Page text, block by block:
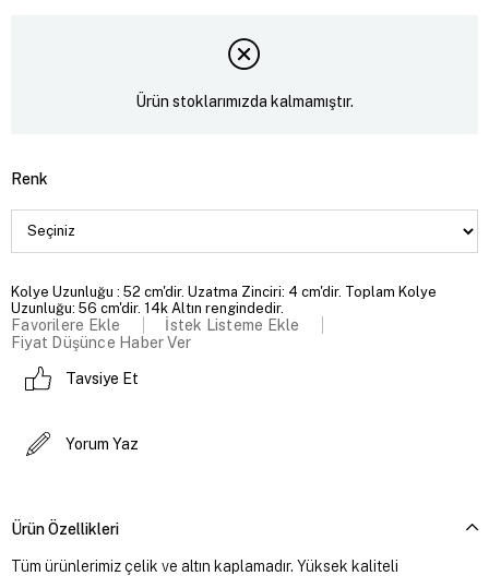
Ürün stoklarımızda kalmamıştır.
Renk
Kolye Uzunluğu : 52 cm'dir. Uzatma Zinciri: 4 cm'dir. Toplam Kolye
Uzunluğu: 56 cm'dir. 14k Altın rengindedir.
Favorilere Ekle
İstek Listeme Ekle
Fiyat Düşünce Haber Ver
Tavsiye Et
Yorum Yaz
Ürün Özellikleri
Tüm ürünlerimiz çelik ve altın kaplamadır. Yüksek kaliteli